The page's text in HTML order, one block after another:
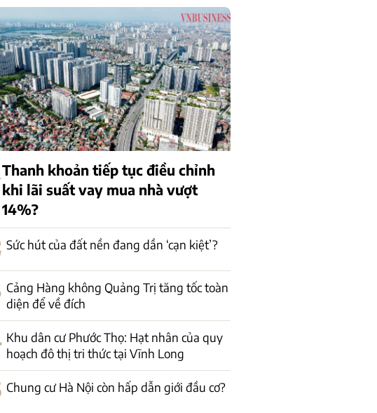
Thanh khoản tiếp tục điều chỉnh
khi lãi suất vay mua nhà vượt
14%?
Sức hút của đất nền đang dần ‘cạn kiệt’?
Cảng Hàng không Quảng Trị tăng tốc toàn
diện để về đích
Khu dân cư Phước Thọ: Hạt nhân của quy
hoạch đô thị tri thức tại Vĩnh Long
Chung cư Hà Nội còn hấp dẫn giới đầu cơ?